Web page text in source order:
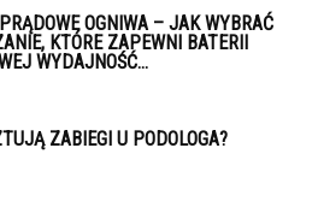
OGNIWA – JAK WYBRAĆ
KTÓRE ZAPEWNI BATERII
WYDAJNOŚĆ...
ZABIEGI U PODOLOGA?